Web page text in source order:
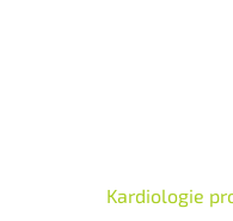
Kardiologie